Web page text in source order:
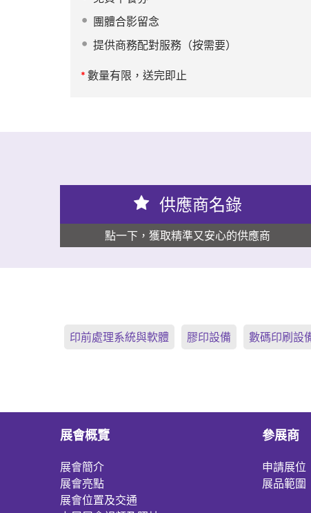
團體合影留念
提供商務配對服務（按需要）
* 數量有限，送完即止
供應商名錄
點一下，獲取精準又安心的供應商
印前處理系統與軟體 膠印設備 數碼印刷設
展會概覽
展會簡介
展會亮點
展會位置及交通
參展商
申請展位
展品範圍